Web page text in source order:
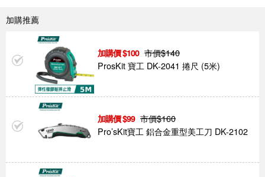
加購推薦
100 市價$140
ProsKit 寶工 DK-2041 捲尺 (5米)
99 市價$160
Pro’sKit寶工 鋁合金重型美工刀 DK-2102